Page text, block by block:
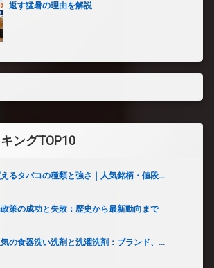
返す猛暑の理由を解説
ングTOP10
るタバコの種類と強さ｜人気銘柄・値段...
策の成功と失敗：歴史から最新動向まで
の食器洗い洗剤と洗濯洗剤：ブランド、...